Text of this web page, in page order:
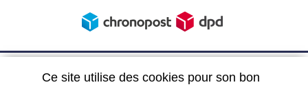
Ce site utilise des cookies pour son bon
6, Rue du 19 Mars 1962